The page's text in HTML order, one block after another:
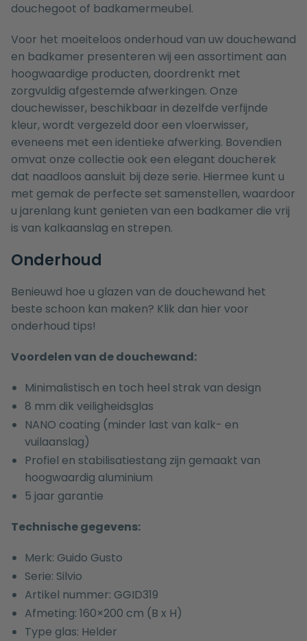
douchegoot of badkamermeubel.
Voor het moeiteloos onderhoud van uw douchewand
en badkamer presenteren wij een assortiment aan
hoogwaardige producten, doordrenkt met
zorgvuldig afgestemde afwerkingen. Onze
douchewisser, beschikbaar in dezelfde verfijnde
kleur, wordt vergezeld door een vloerwisser,
eveneens met een identieke afwerking. Bovendien
omvat onze collectie ook een elegant doucherek
dat naadloos aansluit bij deze serie. Hiermee kunt u
met gemak de perfecte set samenstellen, waardoor
u jarenlang kunt genieten van een badkamer die vrij
is van kalkaanslag en strepen.
Onderhoud
Benieuwd hoe u glazen van de douchewand het
beste schoon kan maken? Klik dan hier voor
onderhoud tips!
Voordelen van de douchewand:
Minimalistisch en toch heel strak van design
8 mm dik veiligheidsglas
NANO coating (minder last van kalk- en
vuilaanslag)
Profiel en stabilisatiestang zijn gemaakt van
hoogwaardig aluminium
5 jaar garantie
Technische gegevens:
Merk: Guido Gusto
Serie: Silvio
Artikel nummer: GGID319
Afmeting: 160×200 cm (B x H)
Type glas: Helder